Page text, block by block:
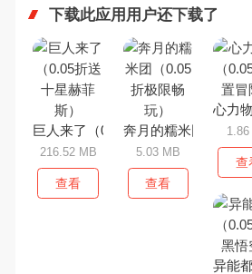
下载此应用用户还下载了
巨人来了（0.05折送十星赫菲斯）
216.52 MB
查看
奔月的糯米团（0.05
5.03 MB
查看
心力
1.86
查
异能